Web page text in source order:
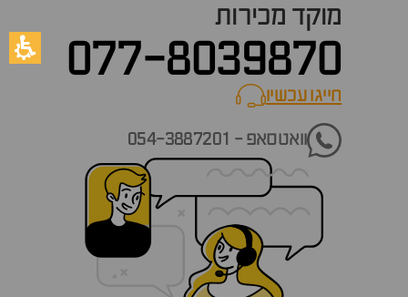
מוקד מכירות
077-8039870
חייגו עכשיוcall now
וואטסאפ - 054-3887201